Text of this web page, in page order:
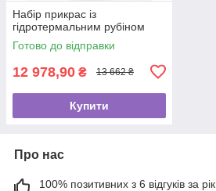
Набір прикрас із
гідротермальним рубіном
Готово до відправки
12 978,90 ₴ 13 662 ₴
Купити
Про нас
100% позитивних з 6 відгуків за рік